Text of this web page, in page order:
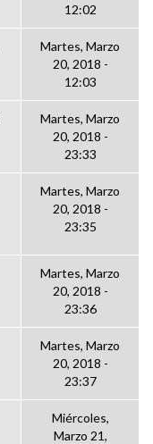
12:02
Martes, Marzo
20, 2018 -
12:03
Martes, Marzo
20, 2018 -
23:33
Martes, Marzo
20, 2018 -
23:35
Martes, Marzo
20, 2018 -
23:36
Martes, Marzo
20, 2018 -
23:37
Miércoles,
Marzo 21,